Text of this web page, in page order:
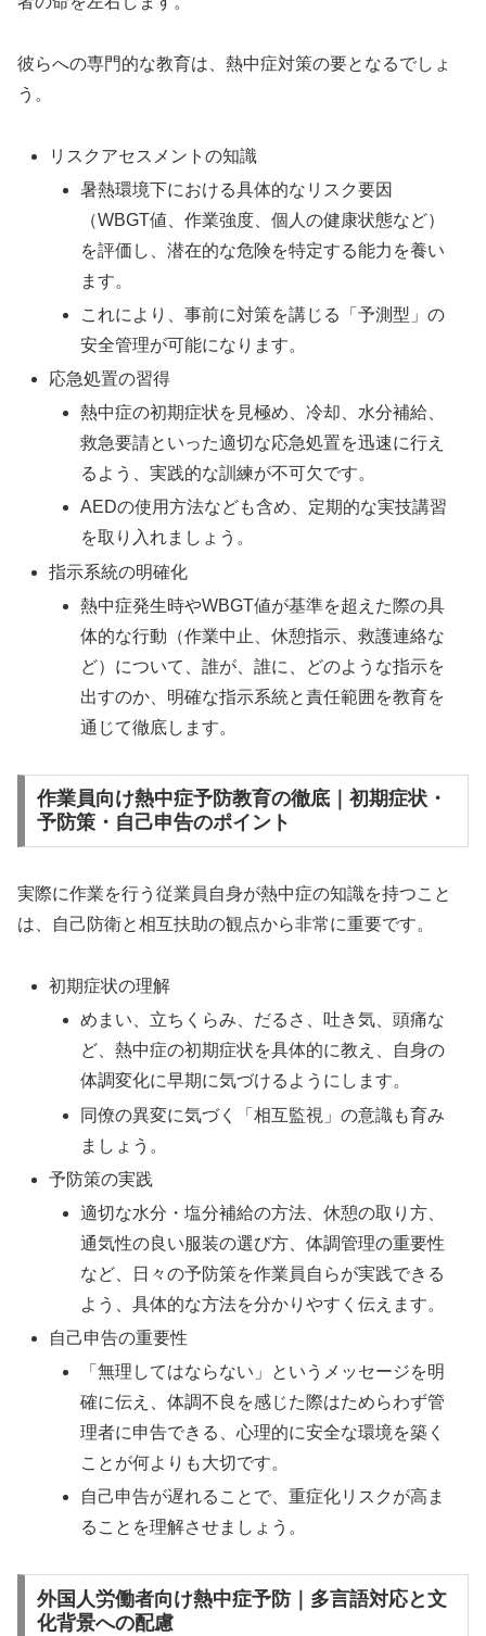
彼らへの専門的な教育は、熱中症対策の要となるでしょ
う。
リスクアセスメントの知識
暑熱環境下における具体的なリスク要因
（WBGT値、作業強度、個人の健康状態など）
を評価し、潜在的な危険を特定する能力を養い
ます。
これにより、事前に対策を講じる「予測型」の
安全管理が可能になります。
応急処置の習得
熱中症の初期症状を見極め、冷却、水分補給、
救急要請といった適切な応急処置を迅速に行え
るよう、実践的な訓練が不可欠です。
AEDの使用方法なども含め、定期的な実技講習
を取り入れましょう。
指示系統の明確化
熱中症発生時やWBGT値が基準を超えた際の具
体的な行動（作業中止、休憩指示、救護連絡な
ど）について、誰が、誰に、どのような指示を
出すのか、明確な指示系統と責任範囲を教育を
通じて徹底します。
作業員向け熱中症予防教育の徹底｜初期症状・
予防策・自己申告のポイント
実際に作業を行う従業員自身が熱中症の知識を持つこと
は、自己防衛と相互扶助の観点から非常に重要です。
初期症状の理解
めまい、立ちくらみ、だるさ、吐き気、頭痛な
ど、熱中症の初期症状を具体的に教え、自身の
体調変化に早期に気づけるようにします。
同僚の異変に気づく「相互監視」の意識も育み
ましょう。
予防策の実践
適切な水分・塩分補給の方法、休憩の取り方、
通気性の良い服装の選び方、体調管理の重要性
など、日々の予防策を作業員自らが実践できる
よう、具体的な方法を分かりやすく伝えます。
自己申告の重要性
「無理してはならない」というメッセージを明
確に伝え、体調不良を感じた際はためらわず管
理者に申告できる、心理的に安全な環境を築く
ことが何よりも大切です。
自己申告が遅れることで、重症化リスクが高ま
ることを理解させましょう。
外国人労働者向け熱中症予防｜多言語対応と文
化背景への配慮